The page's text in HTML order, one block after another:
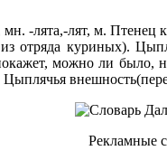
-лята,-лят, м. Птенец
отряда куриных).
можно ли было,
Рекламные